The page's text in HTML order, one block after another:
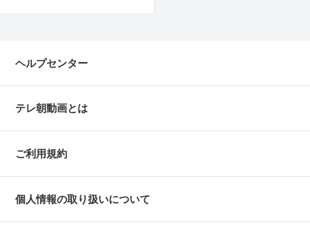
ヘルプセンター
テレ朝動画とは
ご利用規約
個人情報の取り扱いについて